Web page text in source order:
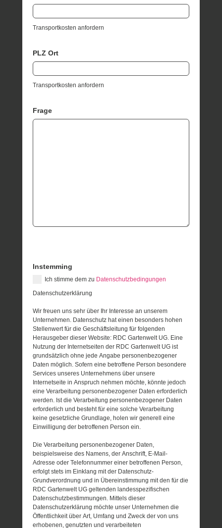
Transportkosten anfordern
PLZ Ort
Transportkosten anfordern
Frage
Instemming
Ich stimme dem zu Datenschutzbedingungen
Datenschutzerklärung
Wir freuen uns sehr über Ihr Interesse an unserem
Unternehmen. Datenschutz hat einen besonders hohen
Stellenwert für die Geschäftsleitung für folgenden
Herausgeber dieser Website: RDC Gartenwelt UG. Eine
Nutzung der Internetseiten der RDC Gartenwelt UG ist
grundsätzlich ohne jede Angabe personenbezogener
Daten möglich. Sofern eine betroffene Person besondere
Services unseres Unternehmens über unsere
Internetseite in Anspruch nehmen möchte, könnte jedoch
eine Verarbeitung personenbezogener Daten erforderlich
werden. Ist die Verarbeitung personenbezogener Daten
erforderlich und besteht für eine solche Verarbeitung
keine gesetzliche Grundlage, holen wir generell eine
Einwilligung der betroffenen Person ein.
Die Verarbeitung personenbezogener Daten,
beispielsweise des Namens, der Anschrift, E-Mail-
Adresse oder Telefonnummer einer betroffenen Person,
erfolgt stets im Einklang mit der Datenschutz-
Grundverordnung und in Übereinstimmung mit den für die
RDC Gartenwelt UG geltenden landesspezifischen
Datenschutzbestimmungen. Mittels dieser
Datenschutzerklärung möchte unser Unternehmen die
Öffentlichkeit über Art, Umfang und Zweck der von uns
erhobenen, genutzten und verarbeiteten